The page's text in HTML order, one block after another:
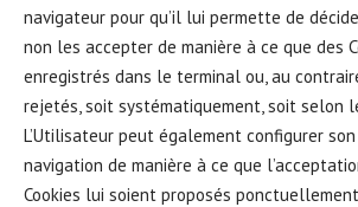
navigateur pour qu’il lui permette de
non les accepter de manière à ce que des
enregistrés dans le terminal ou, au
rejetés, soit systématiquement, soit selon
L’Utilisateur peut également configurer
navigation de manière à ce que
Cookies lui soient proposés